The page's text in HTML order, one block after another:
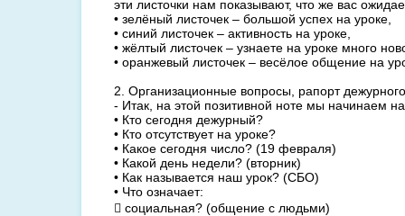
эти листочки нам показывают, что же вас
• зелёный листочек – большой успех на уроке,
• синий листочек – активность на уроке,
• жёлтый листочек – узнаете на уроке много
• оранжевый листочек – весёлое общение на
2. Организационные вопросы, рапорт
- Итак, на этой позитивной ноте мы начинаем
• Кто сегодня дежурный?
• Кто отсутствует на уроке?
• Какое сегодня число? (19 февраля)
• Какой день недели? (вторник)
• Как называется наш урок? (СБО)
• Что означает:
 социальная? (общение с людьми)